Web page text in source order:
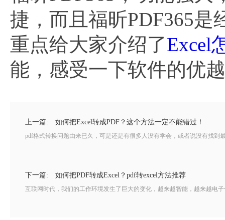
捷，而且福昕PDF365
重点给大家介绍了Excel
能，感受一下软件的优
上一篇: 如何把Excel转成PDF？这个方法一定不能错过！
pdf格式转换问题由来已久，可是还是有很多人没有学会，或者说没有找
下一篇: 如何把PDF转成Excel？pdf转excel方法推荐
互联网时代，我们的工作环境发生了巨大的变化，越来越智能，越来越电